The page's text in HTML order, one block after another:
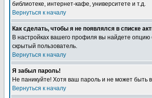
библиотеке, интернет-кафе, университете и т.д.
Вернуться к началу
Как сделать, чтобы я не появлялся в списке
В настройках вашего профиля вы найдете опцию
скрытый пользователь.
Вернуться к началу
Я забыл пароль!
Не паникуйте! Хотя ваш пароль и не может быть
Вернуться к началу